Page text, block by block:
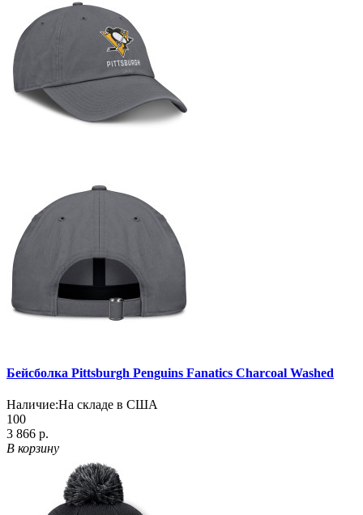
Бейсболка Pittsburgh Penguins Fanatics Charcoal Washed
Наличие:На складе в США
100
3 866 р.
В корзину